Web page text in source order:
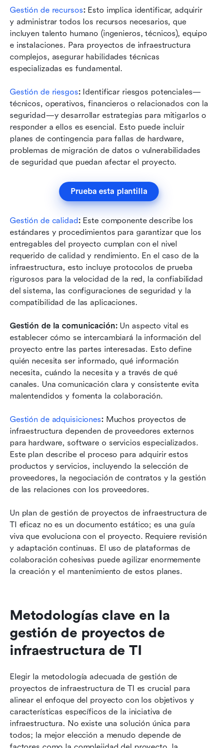
Gestión de recursos: Esto implica identificar, adquirir
y administrar todos los recursos necesarios, que
incluyen talento humano (ingenieros, técnicos), equipo
e instalaciones. Para proyectos de infraestructura
complejos, asegurar habilidades técnicas
especializadas es fundamental.
Gestión de riesgos: Identificar riesgos potenciales—
técnicos, operativos, financieros o relacionados con la
seguridad—y desarrollar estrategias para mitigarlos o
responder a ellos es esencial. Esto puede incluir
planes de contingencia para fallas de hardware,
problemas de migración de datos o vulnerabilidades
de seguridad que puedan afectar el proyecto.
Prueba esta plantilla
Gestión de calidad: Este componente describe los
estándares y procedimientos para garantizar que los
entregables del proyecto cumplan con el nivel
requerido de calidad y rendimiento. En el caso de la
infraestructura, esto incluye protocolos de prueba
rigurosos para la velocidad de la red, la confiabilidad
del sistema, las configuraciones de seguridad y la
compatibilidad de las aplicaciones.
Gestión de la comunicación: Un aspecto vital es
establecer cómo se intercambiará la información del
proyecto entre las partes interesadas. Esto define
quién necesita ser informado, qué información
necesita, cuándo la necesita y a través de qué
canales. Una comunicación clara y consistente evita
malentendidos y fomenta la colaboración.
Gestión de adquisiciones: Muchos proyectos de
infraestructura dependen de proveedores externos
para hardware, software o servicios especializados.
Este plan describe el proceso para adquirir estos
productos y servicios, incluyendo la selección de
proveedores, la negociación de contratos y la gestión
de las relaciones con los proveedores.
Un plan de gestión de proyectos de infraestructura de
TI eficaz no es un documento estático; es una guía
viva que evoluciona con el proyecto. Requiere revisión
y adaptación continuas. El uso de plataformas de
colaboración cohesivas puede agilizar enormemente
la creación y el mantenimiento de estos planes.
Metodologías clave en la
gestión de proyectos de
infraestructura de TI
Elegir la metodología adecuada de gestión de
proyectos de infraestructura de TI es crucial para
alinear el enfoque del proyecto con los objetivos y
características específicos de la iniciativa de
infraestructura. No existe una solución única para
todos; la mejor elección a menudo depende de